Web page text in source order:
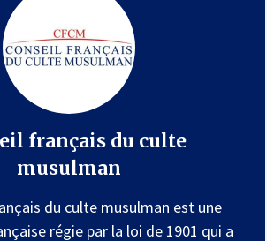
français du culte
musulman
du culte musulman est une
régie par la loi de 1901 qui a